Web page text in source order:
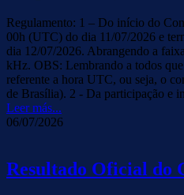
Regulamento: 1 – Do início do
00h (UTC) do dia 11/07/2026 e
dia 12/07/2026. Abrangendo a
kHz. OBS: Lembrando a todos
referente a hora UTC, ou seja, o
de Brasília). 2 - Da participação e
Leer más...
06/07/2026
Resultado Oficial do